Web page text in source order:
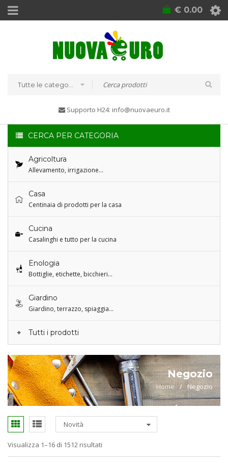
€ 0.00
Supporto H24: info@nuovaeuro.it
CERCA PER CATEGORIA
Agricoltura
Allevamento, irrigazione…
Casa
Centinaia di prodotti per la casa
Cucina
Casalinghi e tutto per la cucina
Enologia
Bottiglie, etichette, bicchieri…
Giardino
Giardino, terrazzo, spiaggia…
Tutti i prodotti
Negozio
Home / Negozio
Novità
Visualizza 1–16 di 1512 risultati